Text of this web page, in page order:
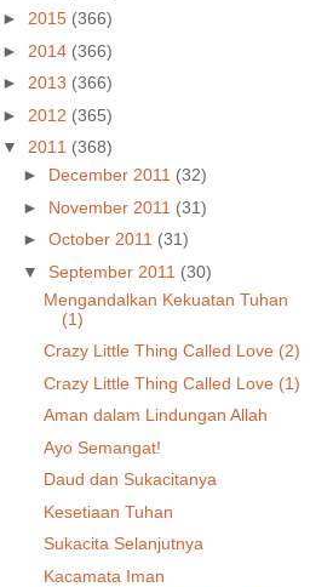
► 2015 (366)
► 2014 (366)
► 2013 (366)
► 2012 (365)
▼ 2011 (368)
► December 2011 (32)
► November 2011 (31)
► October 2011 (31)
▼ September 2011 (30)
Mengandalkan Kekuatan Tuhan
(1)
Crazy Little Thing Called Love (2)
Crazy Little Thing Called Love (1)
Aman dalam Lindungan Allah
Ayo Semangat!
Daud dan Sukacitanya
Kesetiaan Tuhan
Sukacita Selanjutnya
Kacamata Iman